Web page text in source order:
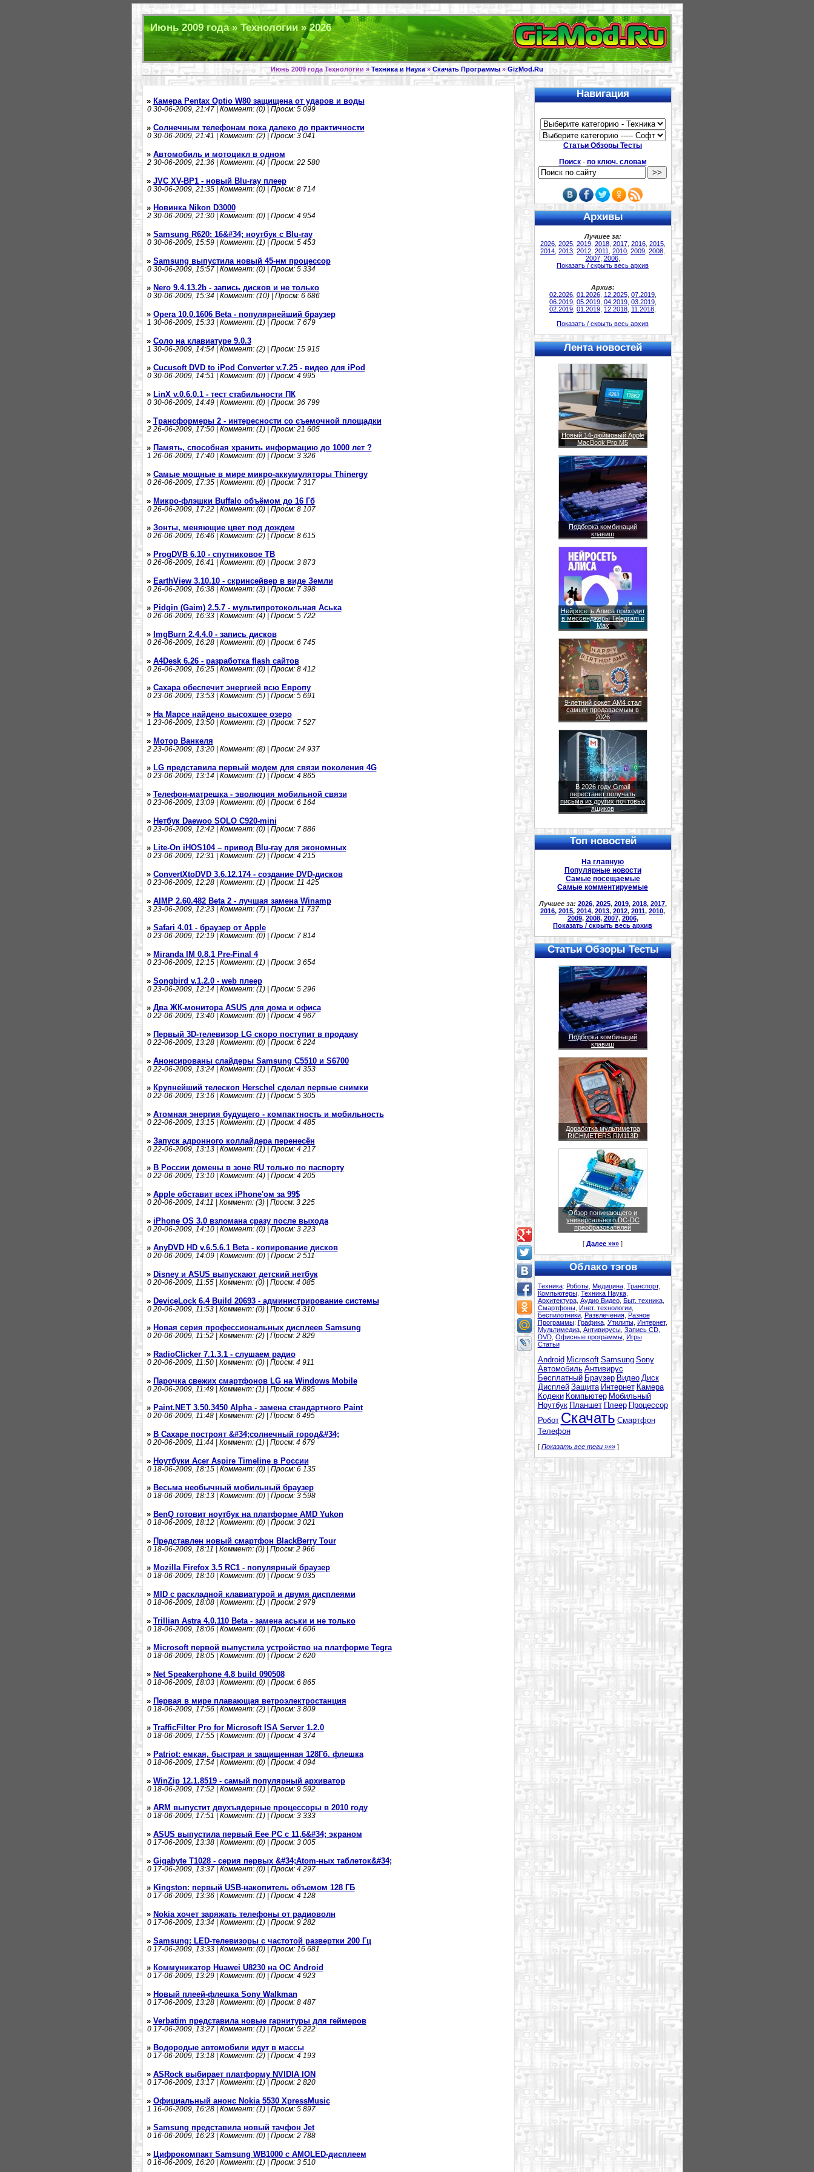
Июнь 2009 года » Технологии » 2026
Июнь 2009 года Технологии » Техника и Наука»Скачать Программы» GizMod.Ru
» Камера Pentax Optio W80 защищена от ударов и воды
030-06-2009, 21:47 | Коммент: (0) | Просм: 5 099
» Солнечным телефонам пока далеко до практичности
030-06-2009, 21:41 | Коммент: (2) | Просм: 3 041
» Автомобиль и мотоцикл в одном
230-06-2009, 21:36 | Коммент: (4) | Просм: 22 580
» JVC XV-BP1 - новый Blu-ray плеер
030-06-2009, 21:35 | Коммент: (0) | Просм: 8 714
» Новинка Nikon D3000
230-06-2009, 21:30 | Коммент: (0) | Просм: 4 954
» Samsung R620: 16&#34; ноутбук с Blu-ray
030-06-2009, 15:59 | Коммент: (1) | Просм: 5 453
» Samsung выпустила новый 45-нм процессор
030-06-2009, 15:57 | Коммент: (0) | Просм: 5 334
» Nero 9.4.13.2b - запись дисков и не только
030-06-2009, 15:34 | Коммент: (10) | Просм: 6 686
» Opera 10.0.1606 Beta - популярнейший браузер
1 30-06-2009, 15:33 | Коммент: (1) | Просм: 7 679
» Соло на клавиатуре 9.0.3
1 30-06-2009, 14:54 | Коммент: (2) | Просм: 15 915
» Cucusoft DVD to iPod Converter v.7.25 - видео для iPod
030-06-2009, 14:51 | Коммент: (0) | Просм: 4 995
» LinX v.0.6.0.1 - тест стабильности ПК
030-06-2009, 14:49 | Коммент: (0) | Просм: 36 799
» Трансформеры 2 - интересности со съемочной площадки
226-06-2009, 17:50 | Коммент: (1) | Просм: 21 605
» Память, способная хранить информацию до 1000 лет ?
1 26-06-2009, 17:40 | Коммент: (0) | Просм: 3 326
» Самые мощные в мире микро-аккумуляторы Thinergy
026-06-2009, 17:35 | Коммент: (0) | Просм: 7 317
» Микро-флэшки Buffalo объёмом до 16 Гб
026-06-2009, 17:22 | Коммент: (0) | Просм: 8 107
» Зонты, меняющие цвет под дождем
026-06-2009, 16:46 | Коммент: (2) | Просм: 8 615
» ProgDVB 6.10 - спутниковое ТВ
026-06-2009, 16:41 | Коммент: (0) | Просм: 3 873
» EarthView 3.10.10 - скринсейвер в виде Земли
026-06-2009, 16:38 | Коммент: (3) | Просм: 7 398
» Pidgin (Gaim) 2.5.7 - мультипротокольная Аська
026-06-2009, 16:33 | Коммент: (4) | Просм: 5 722
» ImgBurn 2.4.4.0 - запись дисков
026-06-2009, 16:28 | Коммент: (0) | Просм: 6 745
» A4Desk 6.26 - разработка flash сайтов
026-06-2009, 16:25 | Коммент: (0) | Просм: 8 412
» Сахара обеспечит энергией всю Европу
023-06-2009, 13:53 | Коммент: (5) | Просм: 5 691
» На Марсе найдено высохшее озеро
1 23-06-2009, 13:50 | Коммент: (3) | Просм: 7 527
» Мотор Ванкеля
223-06-2009, 13:20 | Коммент: (8) | Просм: 24 937
» LG представила первый модем для связи поколения 4G
023-06-2009, 13:14 | Коммент: (1) | Просм: 4 865
» Телефон-матрешка - эволюция мобильной связи
023-06-2009, 13:09 | Коммент: (0) | Просм: 6 164
» Нетбук Daewoo SOLO C920-mini
023-06-2009, 12:42 | Коммент: (0) | Просм: 7 886
» Lite-On iHOS104 – привод Blu-ray для экономных
023-06-2009, 12:31 | Коммент: (2) | Просм: 4 215
» ConvertXtoDVD 3.6.12.174 - создание DVD-дисков
023-06-2009, 12:28 | Коммент: (1) | Просм: 11 425
» AIMP 2.60.482 Beta 2 - лучшая замена Winamp
323-06-2009, 12:23 | Коммент: (7) | Просм: 11 737
» Safari 4.01 - браузер от Apple
023-06-2009, 12:19 | Коммент: (0) | Просм: 7 814
» Miranda IM 0.8.1 Pre-Final 4
023-06-2009, 12:15 | Коммент: (1) | Просм: 3 654
» Songbird v.1.2.0 - web плеер
023-06-2009, 12:14 | Коммент: (1) | Просм: 5 296
» Два ЖК-монитора ASUS для дома и офиса
022-06-2009, 13:40 | Коммент: (0) | Просм: 4 967
» Первый 3D-телевизор LG скоро поступит в продажу
022-06-2009, 13:28 | Коммент: (0) | Просм: 6 224
» Анонсированы слайдеры Samsung C5510 и S6700
022-06-2009, 13:24 | Коммент: (1) | Просм: 4 353
» Крупнейший телескоп Herschel сделал первые снимки
022-06-2009, 13:16 | Коммент: (1) | Просм: 5 305
» Атомная энергия будущего - компактность и мобильность
022-06-2009, 13:15 | Коммент: (1) | Просм: 4 485
» Запуск адронного коллайдера перенесён
022-06-2009, 13:13 | Коммент: (1) | Просм: 4 217
» В России домены в зоне RU только по паспорту
022-06-2009, 13:10 | Коммент: (4) | Просм: 4 205
» Apple обставит всех iPhone'ом за 99$
020-06-2009, 14:11 | Коммент: (3) | Просм: 3 225
» iPhone OS 3.0 взломана сразу после выхода
020-06-2009, 14:10 | Коммент: (0) | Просм: 3 223
» AnyDVD HD v.6.5.6.1 Beta - копирование дисков
020-06-2009, 14:09 | Коммент: (0) | Просм: 2 511
» Disney и ASUS выпускают детский нетбук
020-06-2009, 11:55 | Коммент: (0) | Просм: 4 085
» DeviceLock 6.4 Build 20693 - администрирование системы
020-06-2009, 11:53 | Коммент: (0) | Просм: 6 310
» Новая серия профессиональных дисплеев Samsung
020-06-2009, 11:52 | Коммент: (2) | Просм: 2 829
» RadioClicker 7.1.3.1 - слушаем радио
020-06-2009, 11:50 | Коммент: (0) | Просм: 4 911
» Парочка свежих смартфонов LG на Windows Mobile
020-06-2009, 11:49 | Коммент: (1) | Просм: 4 895
» Paint.NET 3.50.3450 Alpha - замена стандартного Paint
020-06-2009, 11:48 | Коммент: (2) | Просм: 6 495
» В Сахаре построят &#34;солнечный город&#34;
020-06-2009, 11:44 | Коммент: (1) | Просм: 4 679
» Ноутбуки Acer Aspire Timeline в России
018-06-2009, 18:15 | Коммент: (0) | Просм: 6 135
» Весьма необычный мобильный браузер
018-06-2009, 18:13 | Коммент: (0) | Просм: 3 598
» BenQ готовит ноутбук на платформе AMD Yukon
018-06-2009, 18:12 | Коммент: (0) | Просм: 3 021
» Представлен новый смартфон BlackBerry Tour
018-06-2009, 18:11 | Коммент: (0) | Просм: 2 966
» Mozilla Firefox 3.5 RC1 - популярный браузер
018-06-2009, 18:10 | Коммент: (0) | Просм: 9 035
» MID с раскладной клавиатурой и двумя дисплеями
018-06-2009, 18:08 | Коммент: (1) | Просм: 2 979
» Trillian Astra 4.0.110 Beta - замена аськи и не только
018-06-2009, 18:06 | Коммент: (0) | Просм: 4 606
» Microsoft первой выпустила устройство на платформе Tegra
018-06-2009, 18:05 | Коммент: (0) | Просм: 2 620
» Net Speakerphone 4.8 build 090508
018-06-2009, 18:03 | Коммент: (0) | Просм: 6 865
» Первая в мире плавающая ветроэлектростанция
018-06-2009, 17:56 | Коммент: (2) | Просм: 3 809
» TrafficFilter Pro for Microsoft ISA Server 1.2.0
018-06-2009, 17:55 | Коммент: (0) | Просм: 4 374
» Patriot: емкая, быстрая и защищенная 128Гб. флешка
018-06-2009, 17:54 | Коммент: (0) | Просм: 4 094
» WinZip 12.1.8519 - самый популярный архиватор
018-06-2009, 17:52 | Коммент: (1) | Просм: 9 592
» ARM выпустит двухъядерные процессоры в 2010 году
018-06-2009, 17:51 | Коммент: (1) | Просм: 3 333
» ASUS выпустила первый Eee PC с 11,6&#34; экраном
017-06-2009, 13:38 | Коммент: (0) | Просм: 3 005
» Gigabyte T1028 - серия первых &#34;Atom-ных таблеток&#34;
017-06-2009, 13:37 | Коммент: (0) | Просм: 4 297
» Kingston: первый USB-накопитель объемом 128 ГБ
017-06-2009, 13:36 | Коммент: (1) | Просм: 4 128
» Nokia хочет заряжать телефоны от радиоволн
017-06-2009, 13:34 | Коммент: (1) | Просм: 9 282
» Samsung: LED-телевизоры с частотой развертки 200 Гц
017-06-2009, 13:33 | Коммент: (0) | Просм: 16 681
» Коммуникатор Huawei U8230 на ОС Android
017-06-2009, 13:29 | Коммент: (0) | Просм: 4 923
» Новый плеей-флешка Sony Walkman
017-06-2009, 13:28 | Коммент: (0) | Просм: 8 487
» Verbatim представила новые гарнитуры для геймеров
017-06-2009, 13:27 | Коммент: (1) | Просм: 5 222
» Водородые автомобили идут в массы
017-06-2009, 13:18 | Коммент: (2) | Просм: 4 193
» ASRock выбирает платформу NVIDIA ION
017-06-2009, 13:17 | Коммент: (1) | Просм: 2 820
» Официальный анонс Nokia 5530 XpressMusic
1 16-06-2009, 16:28 | Коммент: (1) | Просм: 5 897
» Samsung представила новый тачфон Jet
016-06-2009, 16:23 | Коммент: (0) | Просм: 2 788
» Цифрокомпакт Samsung WB1000 с AMOLED-дисплеем
016-06-2009, 16:20 | Коммент: (1) | Просм: 3 510
Навигация
Статьи Обзоры Тесты
Поиск- по ключ. словам
Архивы
Лучшее за:
2026, 2025, 2019, 2018, 2017, 2016, 2015,
2014 2013 2012 2011 2010 2009 2008
2007, 2006,
Показать / скрыть весь архив
Архив:
02.2026, 01.2026, 12.2025, 07.2019,
06.2019, 05.2019, 04.2019, 03.2019,
02.2019 01.2019 12.2018 11.2018
Показать / скрыть весь архив
Лента новостей
Новый 14-дюймовый Apple
MacBook Pro M5
Подборка комбинаций
клавиш
Нейросеть Алиса приходит
в мессенджеры Telegram и
Max
9-летний сокет AM4 стал
самым продаваемым в
2026
В 2026 году Gmail
перестанет получать
письма из других почтовых
ящиков
Топ новостей
На главную
Популярные новости
Самые посещаемые
Самые комментируемые
Лучшее за: 2026, 2025, 2019, 2018, 2017,
2016, 2015, 2014, 2013, 2012, 2011, 2010,
2009, 2008, 2007, 2006,
Показать / скрыть весь архив
Статьи Обзоры Тесты
Подборка комбинаций
клавиш
Доработка мультиметра
RICHMETERS RM113D
Обзор понижающего и
универсального DC-DC
преобразователей
[ Далее »»» ]
Облако тэгов
Техника: Роботы, Медицина, Транспорт,
Компьютеры, Техника Наука,
Архитектура, Аудио Видео, Быт. техника,
Смартфоны, Инет. технологии,
Беспилотники, Развлечения, Разное
Программы: Графика, Утилиты, Интернет,
Мультимедиа, Антивирусы, Запись CD,
DVD, Офисные программы, Игры
Статьи
Android Microsoft Samsung Sony
Автомобиль Антивирус
Бесплатный Браузер Видео Диск
Дисплей Защита Интернет Камера
Кодеки Компьютер Мобильный
Ноутбук Планшет Плеер Процессор
Робот Скачать Смартфон
Телефон
[ Показать все теги »»»]